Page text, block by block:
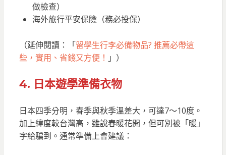
做檢查）
海外旅行平安保險（務必投保）
（延伸閱讀：「留學生行李必備物品? 推薦必帶這
些，實用、省錢又方便！ 」）
4. 日本遊學準備衣物
日本四季分明，春季與秋季溫差大，可達7～10度。
加上緯度較台灣高，雖說春暖花開，但可別被「暖」
字給騙到。通常準備上會建議：